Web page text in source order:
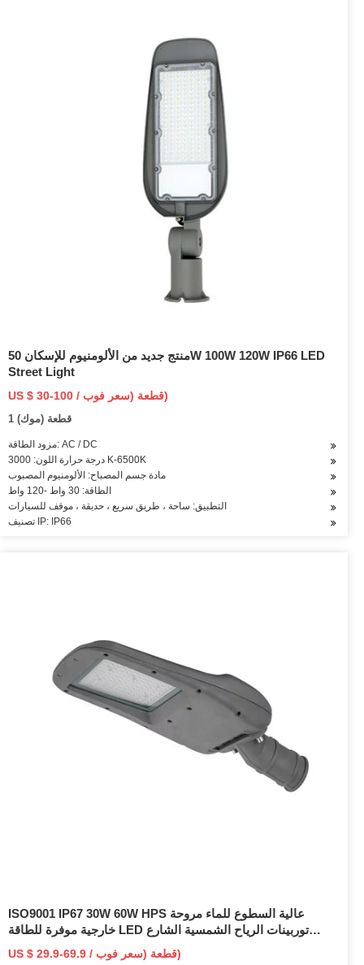
منتج جديد من الألومنيوم للإسكان 50W 100W 120W IP66 LED
Street Light
US $ 30-100 / قطعة (سعر فوب)
1 قطعة (موك)
مزود الطاقة: AC / DC
درجة حرارة اللون: 3000 K-6500K
مادة جسم المصباح: الألومنيوم المصبوب
الطاقة: 30 واط -120 واط
التطبيق: ساحة ، طريق سريع ، حديقة ، موقف للسيارات
تصنيف IP: IP66
ISO9001 IP67 30W 60W HPS عالية السطوع للماء مروحة
خارجية موفرة للطاقة LED توربينات الرياح الشمسية الشارع
الهجين ضوء الإسكان الألومنيوم الصب يموت مع القطب
US $ 29.9-69.9 / قطعة (سعر فوب)